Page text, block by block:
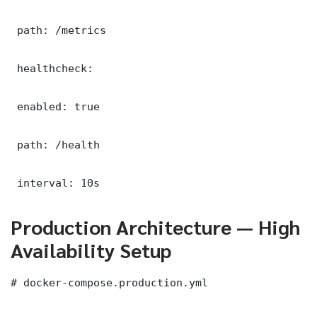
path: /metrics
healthcheck:
enabled: true
path: /health
interval: 10s
Production Architecture — High
Availability Setup
# docker-compose.production.yml